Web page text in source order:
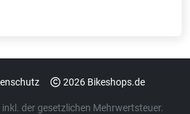
2026 Bikeshops.de
inkl. der gesetzlichen Mehrwertsteuer.